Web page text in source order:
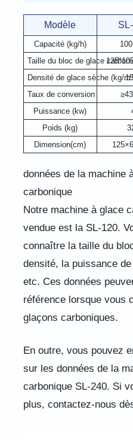
Modèle
Capacité (kg/h)
Taille du bloc de glace
Densité de glace sèche (kg/
Taux de conversion
Puissance (kw)
Poids (kg)
Dimension(cm)
données de la machine
carbonique
Notre machine à glace
vendue est la SL-120.
connaître la taille du
densité, la puissance
etc. Ces données
référence lorsque vous
glaçons carboniques.
En outre, vous pouvez
sur les données de la
carbonique SL-240. Si
plus, contactez-nous